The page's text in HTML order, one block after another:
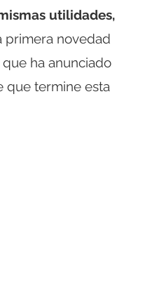
utilidades,
primera novedad
ha anunciado
que termine esta